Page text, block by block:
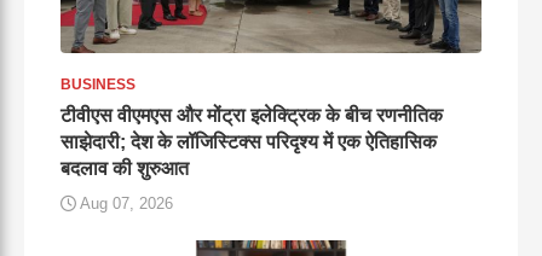
BUSINESS
टीवीएस वीएमएस और मोंट्रा इलेक्ट्रिक के बीच रणनीतिक
साझेदारी; देश के लॉजिस्टिक्स परिदृश्य में एक ऐतिहासिक
बदलाव की शुरुआत
Aug 07, 2026